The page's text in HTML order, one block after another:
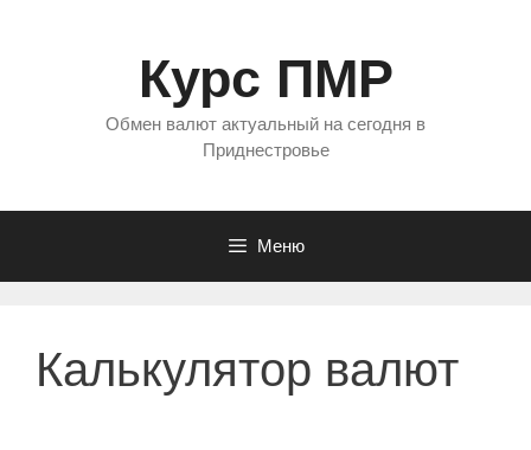
Курс ПМР
Обмен валют актуальный на сегодня в
Приднестровье
Меню
Калькулятор валют